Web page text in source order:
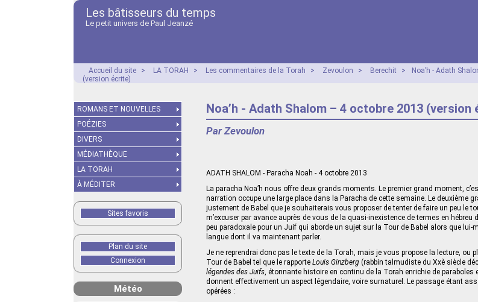
Les bâtisseurs du temps
Le petit univers de Paul Jeanzé
Accueil du site > LA TORAH > Les commentaires de la Torah > Zevoulon > Berechit >
Noa’h - Adath
(version écrite)
Noa’h - Adath Shalom – 4 octobre 2013 (version
Par Zevoulon
ADATH SHALOM - Paracha Noah - 4 octobre 2013
La paracha Noa’h nous offre deux grands moments. Le premier grand moment,
narration occupe une large place dans la Paracha de cette semaine. Le deuxième
justement de Babel que je souhaiterais vous proposer de tenter de faire un peu le
m’excuser par avance auprès de vous de la quasi-inexistence de termes en
peu paradoxale pour un Juif qui aborde un sujet sur la Tour de Babel alors que lui-
langue dont il va maintenant parler.
Je ne reprendrai donc pas le texte de la Torah, mais je vous propose la lecture, ou
Tour de Babel tel que le rapporte Louis Ginzberg (rabbin talmudiste du Xxè siècle
légendes des Juifs, étonnante histoire en continu de la Torah enrichie de paraboles
donnent effectivement un aspect légendaire, voire surnaturel. Le passage étant
opérées :
ROMANS ET NOUVELLES
POÉZIES
DIVERS
MÉDIATHÈQUE
LA TORAH
À MÉDITER
Sites favoris
Plan du site
Connexion
Météo